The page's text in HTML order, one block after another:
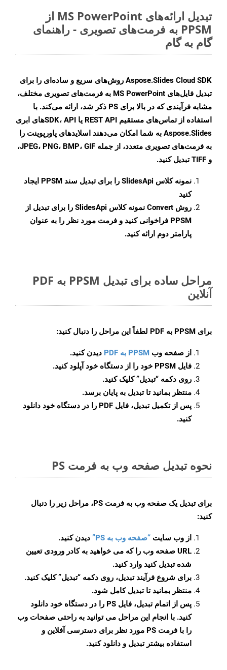
تبدیل ارائه‌های MS PowerPoint از
PPSM به فرمت‌های تصویری - راهنمای
گام به گام
Aspose.Slides Cloud SDK روش‌های سریع و ساده‌ای را برای
تبدیل فایل‌های MS PowerPoint به فرمت‌های تصویری مختلف،
مشابه فرآیندی که در بالا برای PS ذکر شد، ارائه می‌کند. با
استفاده از تماس‌های مستقیم REST API یا SDK، APIهای ابری
Aspose.Slides به شما امکان می‌دهند اسلایدهای پاورپوینت را
به فرمت‌های تصویری متعدد، از جمله JPEG، PNG، BMP، GIF،
و TIFF تبدیل کنید.
نمونه کلاس SlidesApi
را برای تبدیل سند PPSM ایجاد
کنید
روش Convert
نمونه کلاس SlidesApi را برای تبدیل از
PPSM فراخوانی کنید و فرمت مورد نظر را به عنوان
پارامتر دوم ارائه کنید.
مراحل ساده برای تبدیل PPSM به PDF
آنلاین
برای PPSM به PDF لطفاً این مراحل را دنبال کنید:
از صفحه وب PPSM به PDF
دیدن کنید.
فایل PPSM خود را از دستگاه خود آپلود کنید.
روی دکمه “تبدیل”کلیک کنید.
منتظر بمانید تا تبدیل به پایان برسد.
پس از تکمیل تبدیل، فایل PDF را در دستگاه خود دانلود
کنید.
نحوه تبدیل صفحه وب به فرمت PS
برای تبدیل یک صفحه وب به فرمت PS، مراحل زیر را دنبال
کنید:
از وب سایت “صفحه وب به PS”
دیدن کنید.
URL صفحه وب را که می خواهید به کادر ورودی تعیین
شده تبدیل کنید وارد کنید.
برای شروع فرآیند تبدیل، روی دکمه “تبدیل” کلیک کنید.
منتظر بمانید تا تبدیل کامل شود.
پس از اتمام تبدیل، فایل PS را در دستگاه خود دانلود
کنید. با انجام این مراحل می توانید به راحتی صفحات وب
را با فرمت PS مورد نظر برای دسترسی آفلاین و
استفاده بیشتر تبدیل و دانلود کنید.